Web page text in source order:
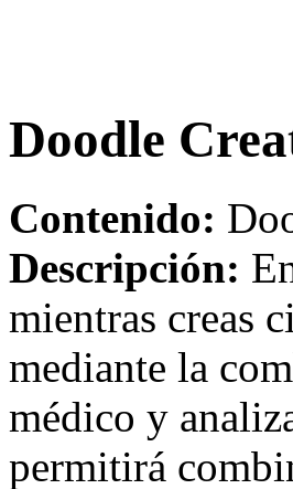
Doodle
Contenido:
Descripción:
mientras creas
mediante la
médico y
permitirá